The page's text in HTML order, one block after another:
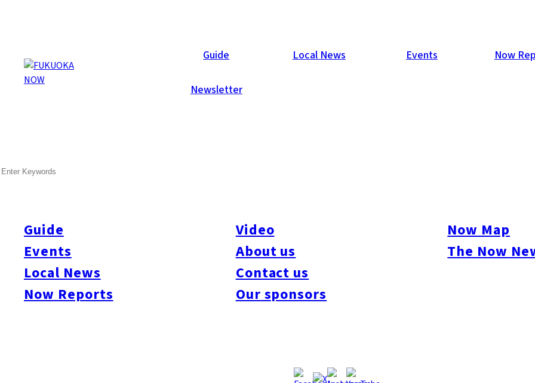
Guide Local News Events Now
Newsletter
Guide
Events
Local News
Now Reports
Video
About us
Contact us
Our sponsors
Now Map
The Now
Events
#Exhibition